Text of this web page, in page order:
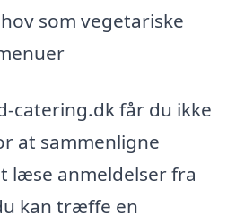
som vegetariske
catering.dk får du ikke
at sammenligne
læse anmeldelser fra
kan træffe en